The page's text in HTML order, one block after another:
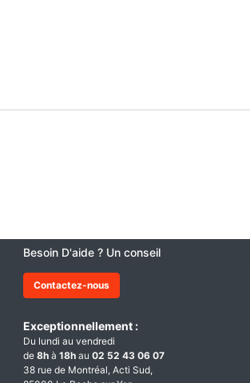
Besoin D'aide ? Un conseil
Contactez-nous
Exceptionnellement :
Du lundi au vendredi
de 8h à 18h au 02 52 43 06 07
38 rue de Montréal, Acti Sud,